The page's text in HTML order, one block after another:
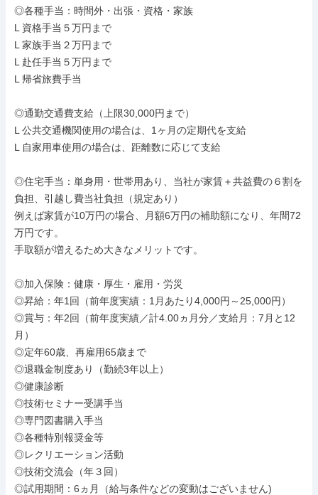
◎各種手当：時間外・出張・資格・家族
L 資格手当５万円まで
L 家族手当２万円まで
L 赴任手当５万円まで
L 帰省旅費手当
◎通勤交通費支給（上限30,000円まで）
L 公共交通機関使用の場合は、1ヶ月の定期代を支給
L 自家用車使用の場合は、距離数に応じて支給
◎住宅手当：単身用・世帯用あり、当社が家賃＋共益費の６割を
負担、引越し費当社負担（規定あり）
例えば家賃が10万円の場合、月額6万円の補助額になり、年間72
万円です。
手取額が増えるため大きなメリットです。
◎加入保険：健康・厚生・雇用・労災
◎昇給：年1回（前年度実績：1月あたり4,000円～25,000円）
◎賞与：年2回（前年度実績／計4.00ヵ月分／支給月：7月と12
月）
◎定年60歳、再雇用65歳まで
◎退職金制度あり（勤続3年以上）
◎健康診断
◎技術セミナー受講手当
◎専門図書購入手当
◎各種特別報奨金等
◎レクリエーション活動
◎技術交流会（年３回）
◎試用期間：6ヵ月（給与条件などの変動はございません)